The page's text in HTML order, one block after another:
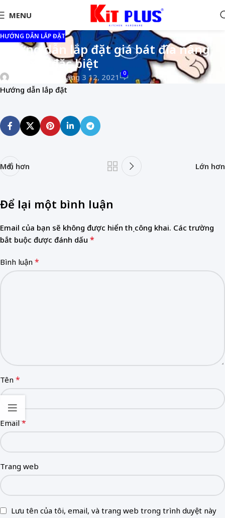
MENU
HƯỚNG DẪN LẮP ĐẶT
Hướng dẫn lắp đặt giá bát đĩa nâng
hạ Dmix đặc biệt
TRÊN Tháng 3 12, 2021 0
Hướng dẫn lắp đặt
Mới hơn Lớn hơn
Để lại một bình luận
Email của bạn sẽ không được hiển thị công khai. Các trường
bắt buộc được đánh dấu *
Bình luận *
Tên *
Email*
Trang web
Lưu tên của tôi, email, và trang web trong trình duyệt này